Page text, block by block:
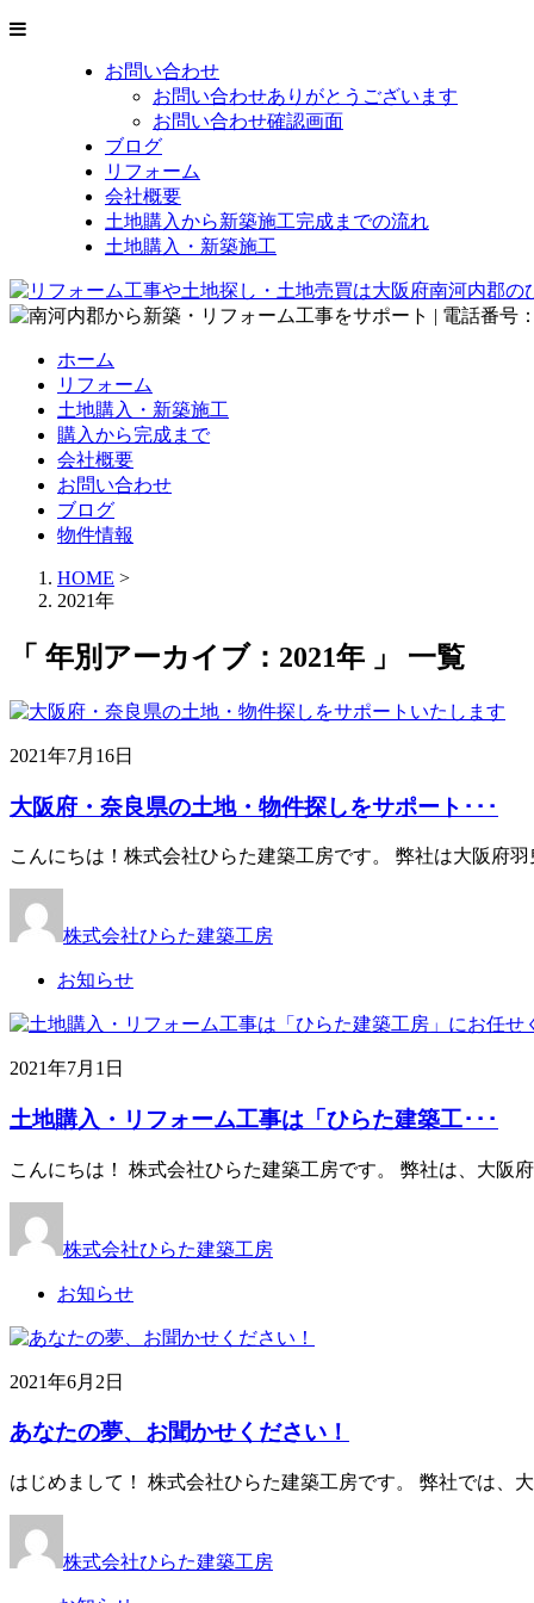
お問い合わせ
お問い合わせありがとうございます
お問い合わせ確認画面
ブログ
リフォーム
会社概要
土地購入から新築施工完成までの流れ
土地購入・新築施工
ホーム
リフォーム
土地購入・新築施工
購入から完成まで
会社概要
お問い合わせ
ブログ
物件情報
HOME >
2021年
「 年別アーカイブ：2021年 」 一覧
2021年7月16日
大阪府・奈良県の土地・物件探しをサポート･･･
こんにちは！株式会社ひらた建築工房です。 弊社は大阪府
株式会社ひらた建築工房
お知らせ
2021年7月1日
土地購入・リフォーム工事は「ひらた建築工･･･
こんにちは！ 株式会社ひらた建築工房です。 弊社は、大
株式会社ひらた建築工房
お知らせ
2021年6月2日
あなたの夢、お聞かせください！
はじめまして！ 株式会社ひらた建築工房です。 弊社では
株式会社ひらた建築工房